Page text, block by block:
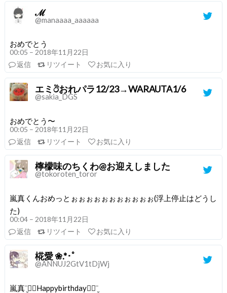
ℳ
@manaaaa_aaaaaa
おめでとう
00:05 – 2018年11月22日
返信
リツイート お気に入り
エミඊおれパラ12/23→WARAUTA1/6
@sakia_DGS
おめでとう〜
00:05 – 2018年11月22日
返信
リツイート お気に入り
檸檬味のちくわ@お迎えしました
@tokoroten_toror
嵐真くんおめっとぉぉぉぉぉぉぉぉぉぉぉ(浮上停止はどうし
た)
00:04 – 2018年11月22日
返信
リツイート お気に入り
椛愛 ❀.*･ﾟ
@ANNUJ2GtV1tDjWj
嵐真¨̮♡⃛Happybirthday♡⃛¨̮